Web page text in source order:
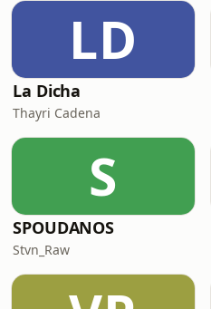
LD
La Dicha
Thayri Cadena
S
SPOUDANOS
Stvn_Raw